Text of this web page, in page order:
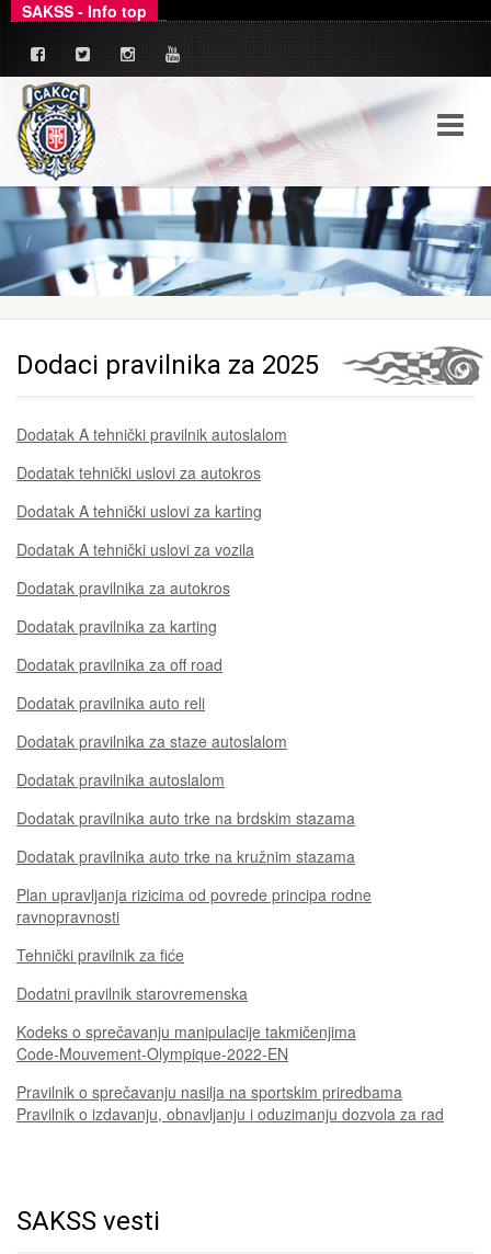
SAKSS - Info top
Dodaci pravilnika za 2025
Dodatak A tehnički pravilnik autoslalom
Dodatak tehnički uslovi za autokros
Dodatak A tehnički uslovi za karting
Dodatak A tehnički uslovi za vozila
Dodatak pravilnika za autokros
Dodatak pravilnika za karting
Dodatak pravilnika za off road
Dodatak pravilnika auto reli
Dodatak pravilnika za staze autoslalom
Dodatak pravilnika autoslalom
Dodatak pravilnika auto trke na brdskim stazama
Dodatak pravilnika auto trke na kružnim stazama
Plan upravljanja rizicima od povrede principa rodne
ravnopravnosti
Tehnički pravilnik za fiće
Dodatni pravilnik starovremenska
Kodeks o sprečavanju manipulacije takmičenjima
Code-Mouvement-Olympique-2022-EN
Pravilnik o sprečavanju nasilja na sportskim priredbama
Pravilnik o izdavanju, obnavljanju i oduzimanju dozvola za rad
SAKSS vesti